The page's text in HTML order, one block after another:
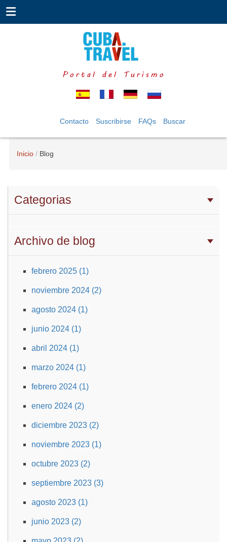
Portal del Turismo
Contacto Suscribirse FAQs Buscar
Inicio Blog
Categorias
Archivo de blog
febrero 2025 (1)
noviembre 2024 (2)
agosto 2024 (1)
junio 2024 (1)
abril 2024 (1)
marzo 2024 (1)
febrero 2024 (1)
enero 2024 (2)
diciembre 2023 (2)
noviembre 2023 (1)
octubre 2023 (2)
septiembre 2023 (3)
agosto 2023 (1)
junio 2023 (2)